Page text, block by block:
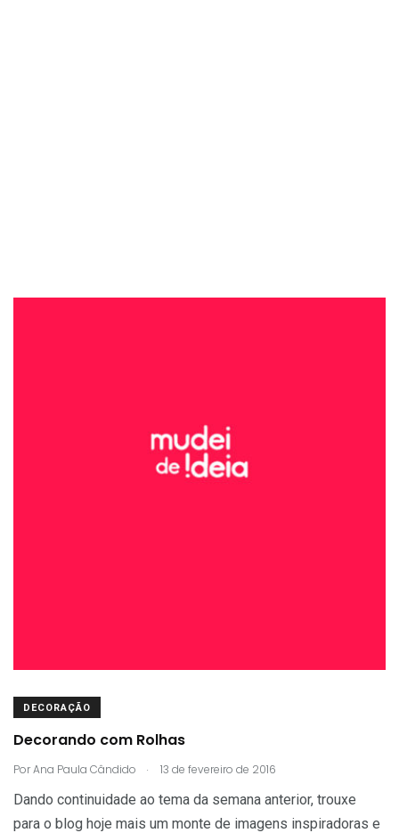
DECORAÇÃO
Decorando com Rolhas
PorAna Paula Cândido . 13 de fevereiro de 2016
Dando continuidade ao tema da semana anterior, trouxe
para o blog hoje mais um monte de imagens inspiradoras e